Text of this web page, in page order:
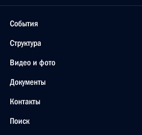
События
Структура
Видео и фото
Документы
Контакты
Поиск